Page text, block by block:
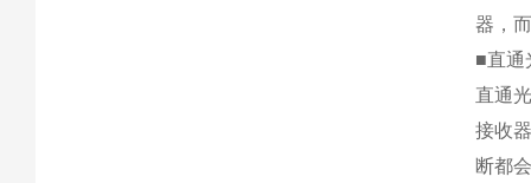
器，
■直通
直通
接收
断都